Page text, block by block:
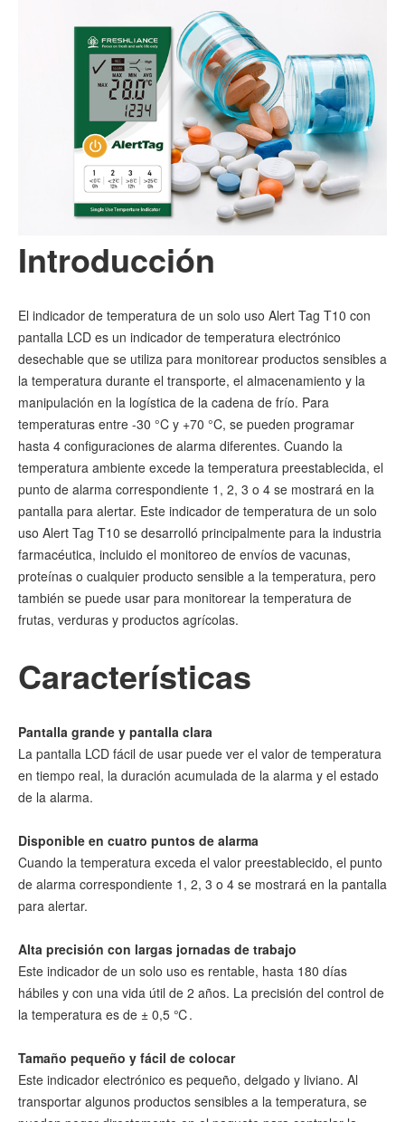
Introducción
El indicador de temperatura de un solo uso Alert Tag T10 con
pantalla LCD es un indicador de temperatura electrónico
desechable que se utiliza para monitorear productos sensibles a
la temperatura durante el transporte, el almacenamiento y la
manipulación en la logística de la cadena de frío. Para
temperaturas entre -30 °C y +70 °C, se pueden programar
hasta 4 configuraciones de alarma diferentes. Cuando la
temperatura ambiente excede la temperatura preestablecida, el
punto de alarma correspondiente 1, 2, 3 o 4 se mostrará en la
pantalla para alertar. Este indicador de temperatura de un solo
uso Alert Tag T10 se desarrolló principalmente para la industria
farmacéutica, incluido el monitoreo de envíos de vacunas,
proteínas o cualquier producto sensible a la temperatura, pero
también se puede usar para monitorear la temperatura de
frutas, verduras y productos agrícolas.
Características
Pantalla grande y pantalla clara
La pantalla LCD fácil de usar puede ver el valor de temperatura
en tiempo real, la duración acumulada de la alarma y el estado
de la alarma.
Disponible en cuatro puntos de alarma
Cuando la temperatura exceda el valor preestablecido, el punto
de alarma correspondiente 1, 2, 3 o 4 se mostrará en la pantalla
para alertar.
Alta precisión con largas jornadas de trabajo
Este indicador de un solo uso es rentable, hasta 180 días
hábiles y con una vida útil de 2 años. La precisión del control de
la temperatura es de ± 0,5 ℃.
Tamaño pequeño y fácil de colocar
Este indicador electrónico es pequeño, delgado y liviano. Al
transportar algunos productos sensibles a la temperatura, se